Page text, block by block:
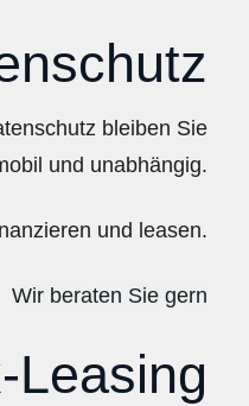
bleiben Sie
und unabhängig.
und leasen.
Wir beraten Sie gern
Leasing